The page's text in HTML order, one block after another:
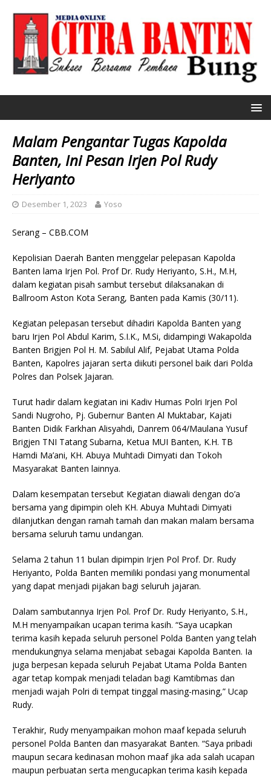
Malam Pengantar Tugas Kapolda
Banten, Ini Pesan Irjen Pol Rudy
Heriyanto
Desember 1, 2023 Yoso
Serang – CBB.COM
Kepolisian Daerah Banten menggelar pelepasan Kapolda
Banten lama Irjen Pol. Prof Dr. Rudy Heriyanto, S.H., M.H,
dalam kegiatan pisah sambut tersebut dilaksanakan di
Ballroom Aston Kota Serang, Banten pada Kamis (30/11).
Kegiatan pelepasan tersebut dihadiri Kapolda Banten yang
baru Irjen Pol Abdul Karim, S.I.K., M.Si, didampingi Wakapolda
Banten Brigjen Pol H. M. Sabilul Alif, Pejabat Utama Polda
Banten, Kapolres jajaran serta diikuti personel baik dari Polda
Polres dan Polsek Jajaran.
Turut hadir dalam kegiatan ini Kadiv Humas Polri Irjen Pol
Sandi Nugroho, Pj. Gubernur Banten Al Muktabar, Kajati
Banten Didik Farkhan Alisyahdi, Danrem 064/Maulana Yusuf
Brigjen TNI Tatang Subarna, Ketua MUI Banten, K.H. TB
Hamdi Ma’ani, KH. Abuya Muhtadi Dimyati dan Tokoh
Masyarakat Banten lainnya.
Dalam kesempatan tersebut Kegiatan diawali dengan do’a
bersama yang dipimpin oleh KH. Abuya Muhtadi Dimyati
dilanjutkan dengan ramah tamah dan makan malam bersama
bersama seluruh tamu undangan.
Selama 2 tahun 11 bulan dipimpin Irjen Pol Prof. Dr. Rudy
Heriyanto, Polda Banten memiliki pondasi yang monumental
yang dapat menjadi pijakan bagi seluruh jajaran.
Dalam sambutannya Irjen Pol. Prof Dr. Rudy Heriyanto, S.H.,
M.H menyampaikan ucapan terima kasih. “Saya ucapkan
terima kasih kepada seluruh personel Polda Banten yang telah
mendukungnya selama menjabat sebagai Kapolda Banten. Ia
juga berpesan kepada seluruh Pejabat Utama Polda Banten
agar tetap kompak menjadi teladan bagi Kamtibmas dan
menjadi wajah Polri di tempat tinggal masing-masing,” Ucap
Rudy.
Terakhir, Rudy menyampaikan mohon maaf kepada seluruh
personel Polda Banten dan masyarakat Banten. “Saya pribadi
maupun secara kedinasan mohon maaf jika ada salah ucapan
maupun perbuatan serta mengucapkan terima kasih kepada